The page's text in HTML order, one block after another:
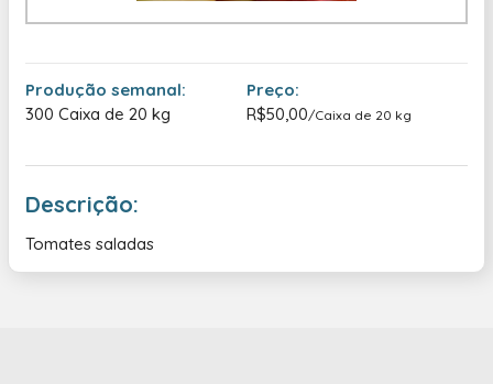
Produção semanal:
300 Caixa de 20 kg
Preço:
R$50,00/Caixa de 20 kg
Descrição:
Tomates saladas